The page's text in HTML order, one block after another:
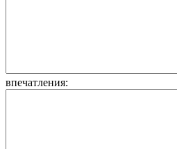
впечатления: